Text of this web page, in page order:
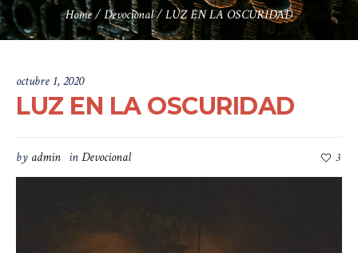
Home/Devocional/LUZ EN LA OSCURIDAD
octubre 1, 2020
LUZ EN LA OSCURIDAD
by admin inDevocional 3